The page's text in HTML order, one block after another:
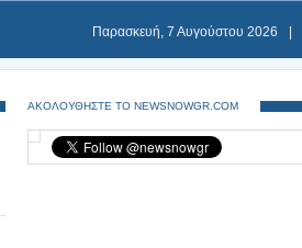
Παρασκευή, 7 Αυγούστου 2026
ΑΚΟΛΟΥΘΗΣΤΕ ΤΟ NEWSNOWGR.COM